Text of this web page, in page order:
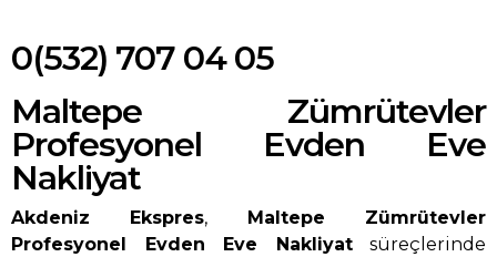
0(532) 707 04 05
Maltepe Zümrütevler
Profesyonel Evden Eve
Nakliyat
Akdeniz Ekspres,
Maltepe Zümrütevler
Profesyonel Evden Eve Nakliyatsüreçlerinde